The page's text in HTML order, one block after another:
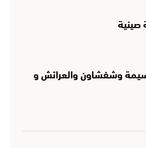
وشفشاون والعرائش و